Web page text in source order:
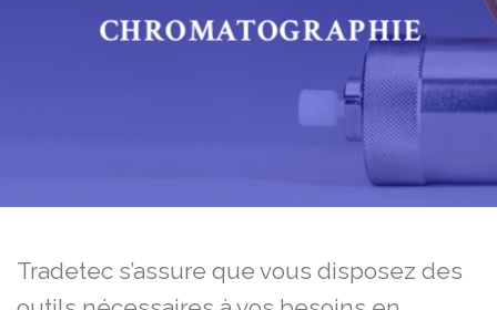
CHROMATOGRAPHIE
Tradetec s’assure que vous disposez des